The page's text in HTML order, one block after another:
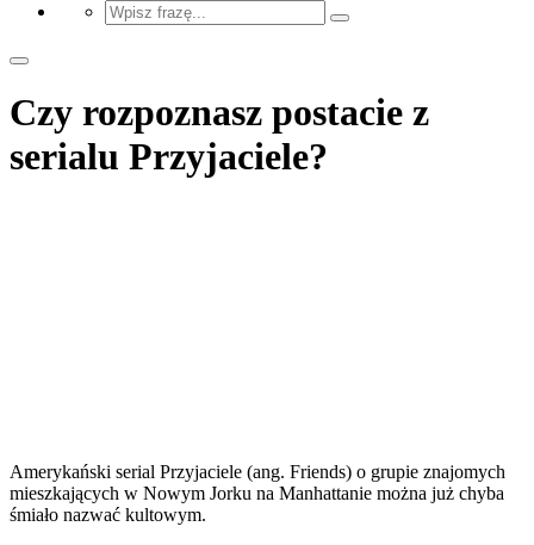
Czy rozpoznasz postacie z
serialu Przyjaciele?
Amerykański serial Przyjaciele (ang. Friends) o grupie znajomych
mieszkających w Nowym Jorku na Manhattanie można już chyba
śmiało nazwać kultowym.